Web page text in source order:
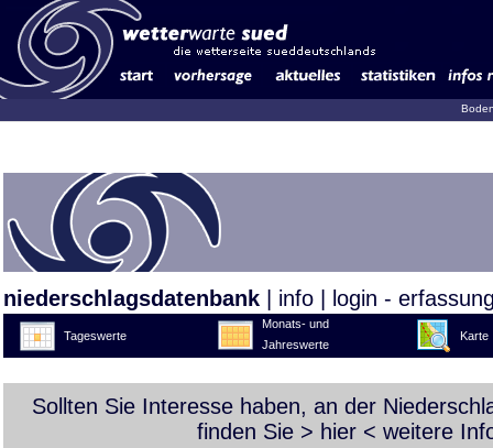
niederschlagsdatenbank info login -
Tageswerte
Monats- und
Jahreswerte
Karte
Sollten Sie Interesse haben, an der
finden Sie > hier < weitere